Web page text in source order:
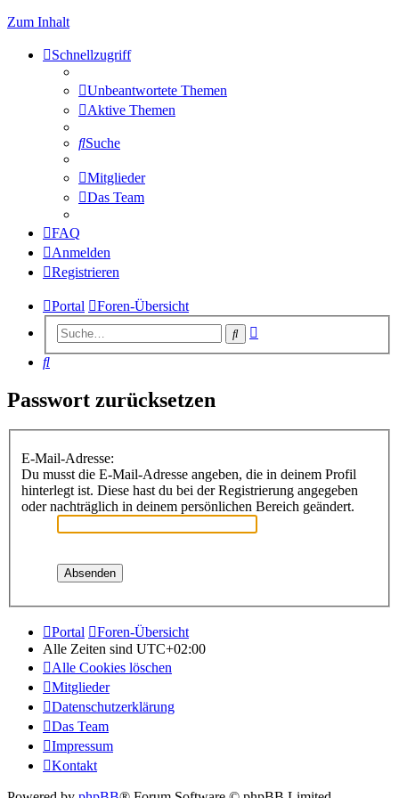
Zum Inhalt
Schnellzugriff
Unbeantwortete Themen
Aktive Themen
Suche
Mitglieder
Das Team
FAQ
Anmelden
Registrieren
Portal Foren-Übersicht
Suche
Suche
Passwort zurücksetzen
E-Mail-Adresse:
Du musst die E-Mail-Adresse angeben, die in deinem Profil
hinterlegt ist. Diese hast du bei der Registrierung angegeben
oder nachträglich in deinem persönlichen Bereich geändert.
Portal
Foren-Übersicht
Alle Zeiten sind UTC+02:00
Alle Cookies löschen
Mitglieder
Datenschutzerklärung
Das Team
Impressum
Kontakt